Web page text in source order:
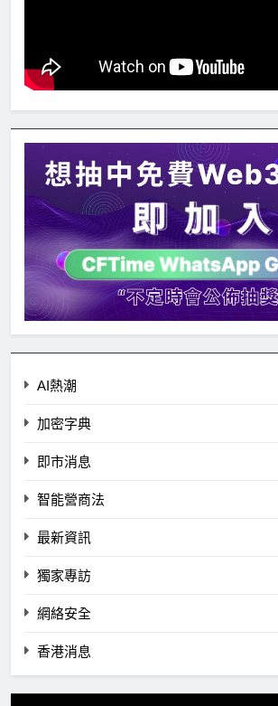
AI熱潮
加密字典
即市消息
智能營商法
最新資訊
獨家專訪
網絡安全
香港消息